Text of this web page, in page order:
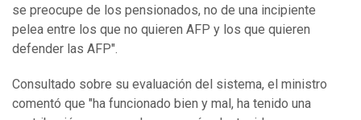
se preocupe de los pensionados, no de una incipiente
pelea entre los que no quieren AFP y los que quieren
defender las AFP".
Consultado sobre su evaluación del sistema, el ministro
comentó que "ha funcionado bien y mal, ha tenido una